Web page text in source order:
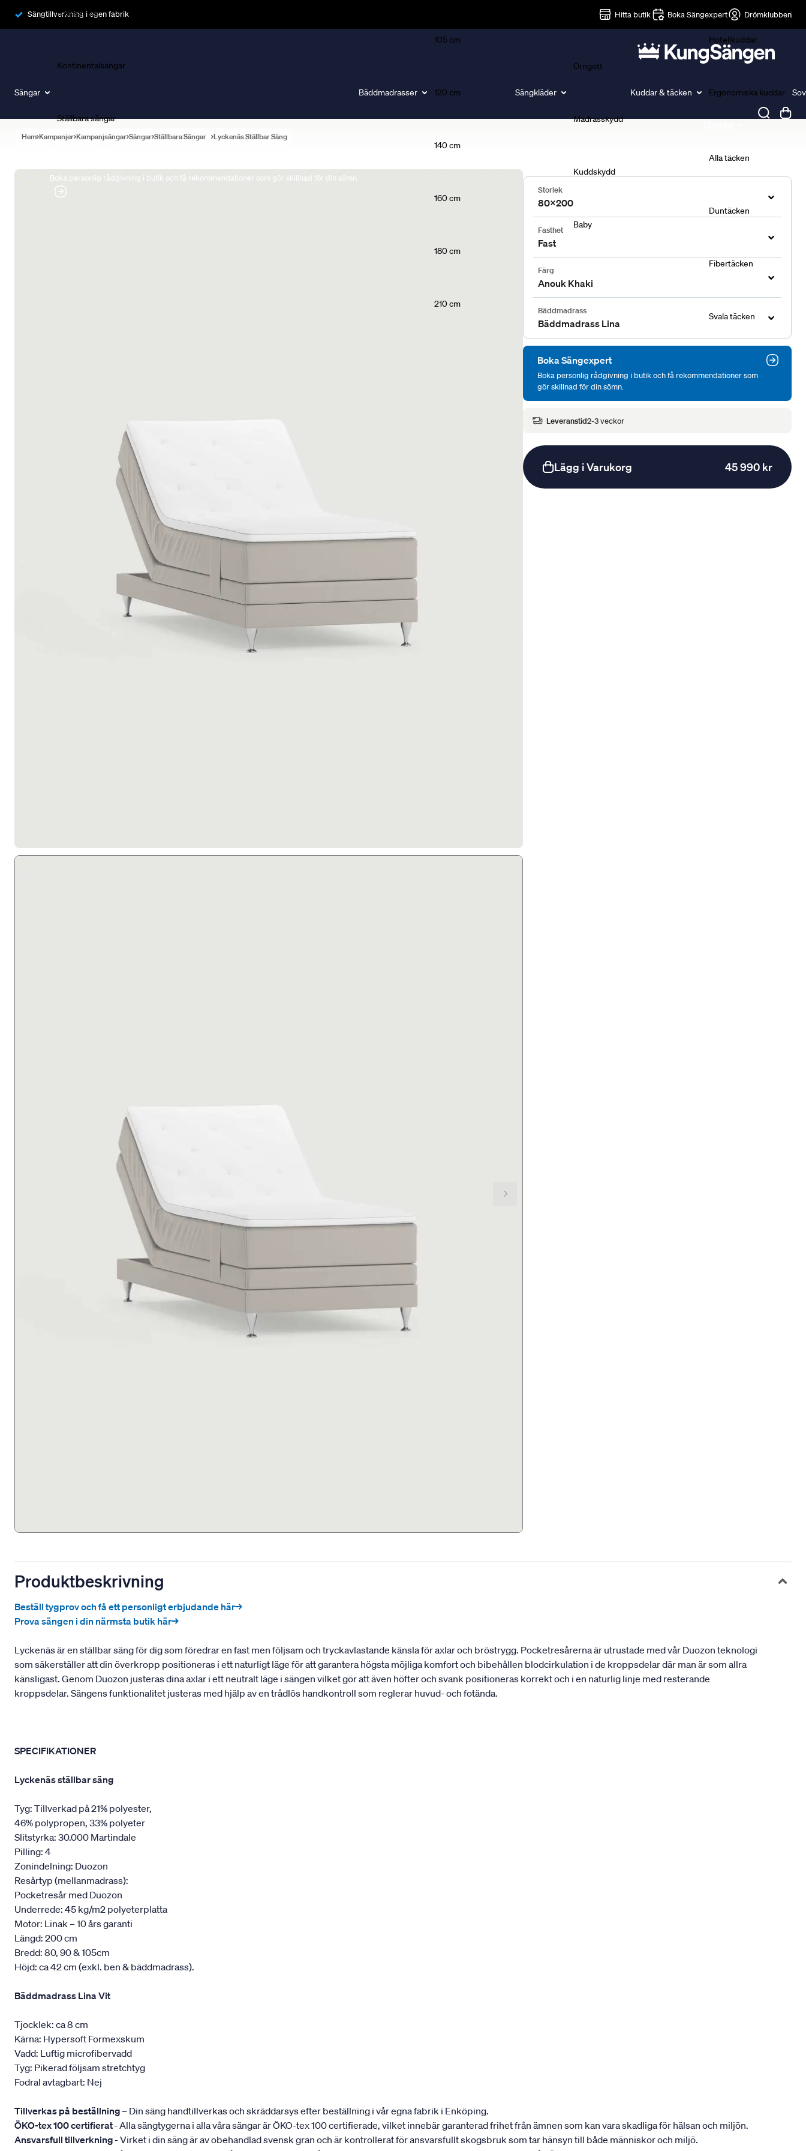
Sängtillverkning i egen fabrik Hitta butik Boka Sängexpert Drömklubben
Sängar
Ramsängar
Kontinentalsängar
Ställbara sängar
Boka personlig rådgivning i butik och få rekommendationer som gör skillnad för din sömn.
Bäddmadrasser
105 cm
120 cm
140 cm
160 cm
180 cm
210 cm
Sängkläder
Örngott
Madrasskydd
Kuddskydd
Baby
Kuddar & täcken
Hotellkuddar
Ergonomiska kuddar
Alla täcken
Duntäcken
Fibertäcken
Svala täcken
Hem Kampanjer Kampanjsängar Sängar Ställbara Sängar Lyckenäs Ställbar Säng
Storlek
80x200
Fasthet
Fast
Färg
Anouk Khaki
Bäddmadrass
Bäddmadrass Lina
Boka Sängexpert
Boka personlig rådgivning i butik och få rekommendationer som
gör skillnad för din sömn.
Leveranstid2-3 veckor
Lägg i Varukorg 45 990 kr
Produktbeskrivning
Beställ tygprov och få ett personligt erbjudande här→
Prova sängen i din närmsta butik här→
Lyckenäs är en ställbar säng för dig som föredrar en fast men följsam och tryckavlastande känsla för axlar och bröstrygg. Pocketresårerna är utrustade med vår Duozon teknologi
som säkerställer att din överkropp positioneras i ett naturligt läge för att garantera högsta möjliga komfort och bibehållen blodcirkulation i de kroppsdelar där man är som allra
känsligast. Genom Duozon justeras dina axlar i ett neutralt läge i sängen vilket gör att även höfter och svank positioneras korrekt och i en naturlig linje med resterande
kroppsdelar. Sängens funktionalitet justeras med hjälp av en trådlös handkontroll som reglerar huvud- och fotända.
SPECIFIKATIONER
Lyckenäs ställbar säng
Tyg: Tillverkad på 21% polyester,
46% polypropen, 33% polyeter
Slitstyrka: 30.000 Martindale
Pilling: 4
Zonindelning: Duozon
Resårtyp (mellanmadrass):
Pocketresår med Duozon
Underrede: 45 kg/m2 polyeterplatta
Motor: Linak – 10 års garanti
Längd: 200 cm
Bredd: 80, 90 & 105cm
Höjd: ca 42 cm (exkl. ben & bäddmadrass).
Bäddmadrass Lina Vit
Tjocklek: ca 8 cm
Kärna: Hypersoft Formexskum
Vadd: Luftig microfibervadd
Tyg: Pikerad följsam stretchtyg
Fodral avtagbart: Nej
Tillverkas på beställning– Din säng handtillverkas och skräddarsys efter beställning i vår egna fabrik i Enköping.
ÖKO-tex 100 certifierat- Alla sängtygerna i alla våra sängar är ÖKO-tex 100 certifierade, vilket innebär garanterad frihet från ämnen som kan vara skadliga för hälsan och miljön.
Ansvarsfull tillverkning- Virket i din säng är av obehandlad svensk gran och är kontrollerat för ansvarsfullt skogsbruk som tar hänsyn till både människor och miljö.